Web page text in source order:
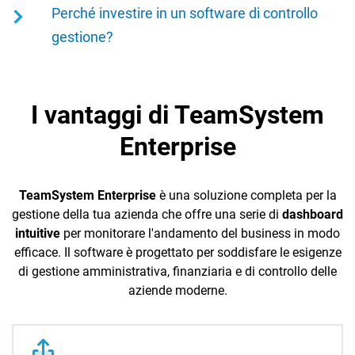
offrire:
quantità di dati e processi complessi;
reportistica avanzata: generazione di report
dettagliati e personalizzati;
collaborazione : strumenti che facilitano la
collaborazione tra i vari reparti aziendali.
Perché investire in un software di controllo
gestione?
rappresenta una scelta strategica fondamentale
per qualsiasi azienda che mira a crescere e
prosperare in un mercato competitivo:
offre una
visione completa e integrata
delle operazioniaziendali, consentendo
una gestione efficace delle risorse;
ottimizzando i processi per unamaggiore
efficienza operativa.
Grazie a funzionalità avanzate comegestione
multiaziendale
I vantaggi di TeamSystem
Enterprise
TeamSystem Enterpriseè una soluzione completa per la
gestione della tua azienda che offre una serie di dashboard
intuitive per monitorare l'andamento del business in modo
efficace. Il software è progettato per soddisfare le esigenze
di gestione amministrativa, finanziaria e di controllo delle
aziende moderne.